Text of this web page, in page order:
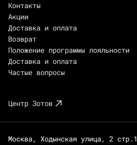
Контакты
Акции
Доставка и оплата
Возврат
Положение программы лояльности
Доставка и оплата
Частые вопросы
Центр Зотов
Москва, Ходынская улица, 2 стр.1